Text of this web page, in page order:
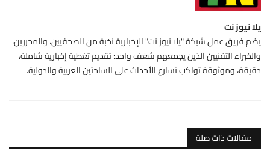
يلا نيوز نت
يضم فريق عمل شبكة "يلا نيوز نت" الإخبارية نخبة من الصحفيين، والمحررين،
والخبراء التقنيين الذين يجمعهم شغف واحد: تقديم تغطية إخبارية شاملة،
دقيقة، وموثوقة تواكب تسارع الأحداث على الساحتين العربية والدولية.
مقالات ذات صلة